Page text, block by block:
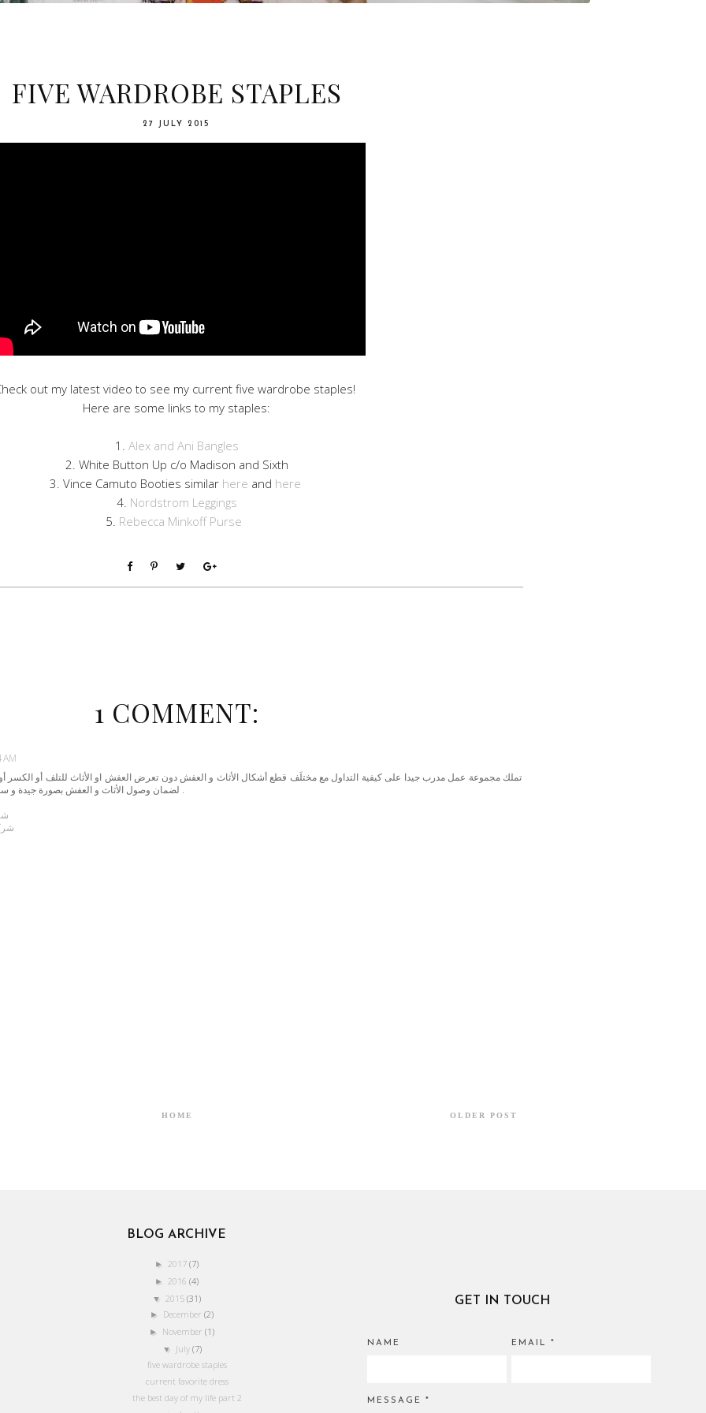
FIVE WARDROBE STAPLES
27 JULY 2015
out my latest video to see my current five wardrobe staples!
Here are some links to my staples:
1. Alex and Ani Bangles
2. White Button Up c/o Madison and Sixth
3. Vince Camuto Booties similar here and here
4. Nordstrom Leggings
5. Rebecca Minkoff Purse
1 COMMENT:
تملك مجموعة عمل مدرب جيدا على كيفية التداول مع مختلَف قطع أشكال الأثاث و العفش دون تعرض العفش او الأثاث للتلف أو الكسر
لضمان وصول الأثاث و العفش بصورة جيدة و سليمة فى المقر الحديث دون خسائر .
OLDER POST
HOME
BLOG ARCHIVE
► 2017 (7)
► 2016 (4)
▼ 2015 (31)
► December(2)
► November(1)
▼ July (7)
five wardrobe staples
current favorite dress
the best day of my life part 2
GET IN TOUCH
NAME EMAIL *
MESSAGE*